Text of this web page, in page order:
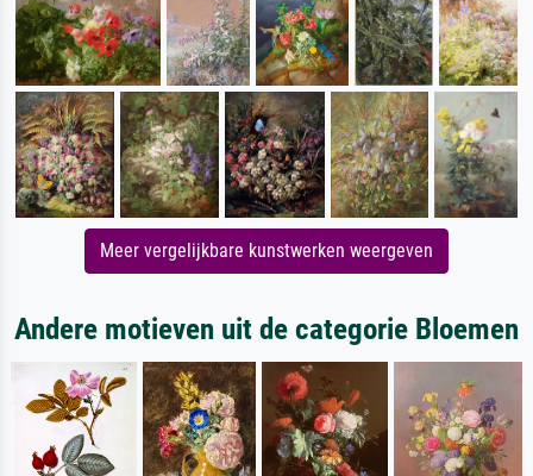
Meer vergelijkbare kunstwerken weergeven
Andere motieven uit de categorie Bloemen